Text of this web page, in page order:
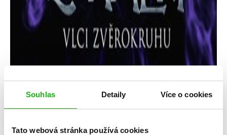
Souhlas Detaily Více o cookies
Tato webová stránka používá cookies